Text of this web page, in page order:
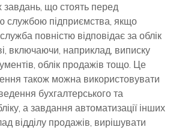
завдань, що стоять перед
службою підприємства, якщо
повністю відповідає за облік
включаючи, наприклад, виписку
облік продажів тощо. Це
також можна використовувати
бухгалтерського та
а завдання автоматизації інших
відділу продажів, вирішувати